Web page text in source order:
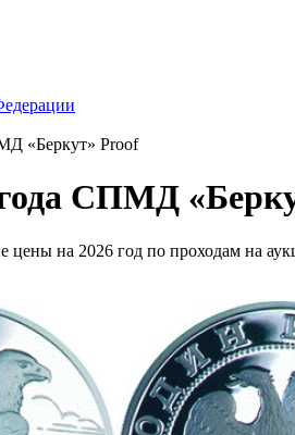
«Беркут» Proof
СПМД
цены на 2026 год по проходам на